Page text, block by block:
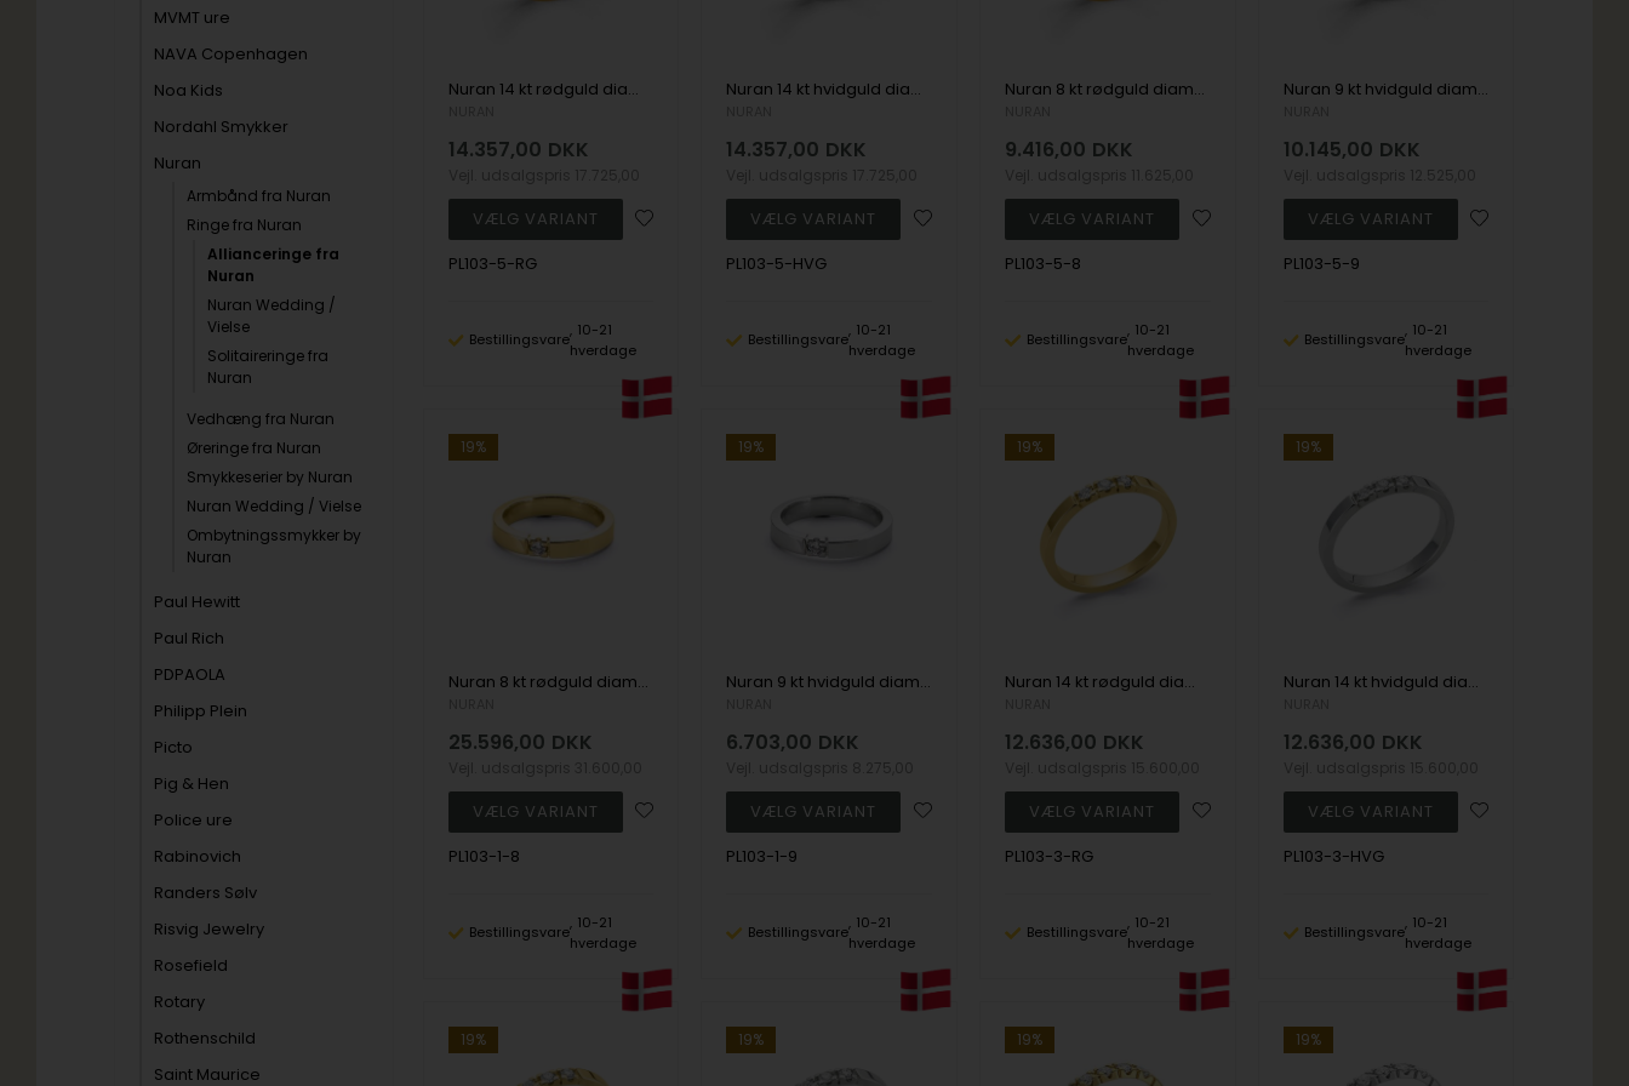
MVMT ure
NAVA Copenhagen
Noa Kids
Nordahl Smykker
Nuran
Armbånd fra Nuran
Ringe fra Nuran
Allianceringe fra
Nuran
Nuran Wedding /
Vielse
Solitaireringe fra
Nuran
Vedhæng fra Nuran
Øreringe fra Nuran
Smykkeserier by Nuran
Nuran Wedding / Vielse
Ombytningssmykker by
Nuran
Paul Hewitt
Paul Rich
PDPAOLA
Philipp Plein
Picto
Pig & Hen
Police ure
Rabinovich
Randers Sølv
Risvig Jewelry
Rosefield
Rotary
Rothenschild
Saint Maurice
Nuran 14 kt rødguld diamant alliance ring, fra Nuran Classic serien med 5 stk 0,07 ct diamanter Wesselton / SI
14.357,00 DKK
PL103-5-RG
Bestillingsvare
10-21
hverdage
Nuran 14 kt hvidguld diamant alliance ring, fra Nuran Classic serien med 5 stk 0,07 ct diamanter Wesselton / SI
14.357,00 DKK
PL103-5-HVG
Bestillingsvare
10-21
hverdage
Nuran 8 kt rødguld diamant alliance ring, fra Nuran Classic serien med 5 stk 0,07 ct diamanter Wesselton / SI
9.416,00 DKK
PL103-5-8
Bestillingsvare
10-21
hverdage
Nuran 9 kt hvidguld diamant alliance ring, fra Nuran Classic serien med 5 stk 0,07 ct diamanter Wesselton / SI
10.145,00 DKK
PL103-5-9
Bestillingsvare
10-21
hverdage
19%
Nuran 8 kt rødguld diamant alliance ring, fra Nuran Classic serien med 1 stk 0,07 ct diamanter Wesselton / SI
25.596,00 DKK
PL103-1-8
Bestillingsvare
10-21
hverdage
19%
Nuran 9 kt hvidguld diamant alliance ring, fra Nuran Classic serien med 1 stk 0,07 ct diamanter Wesselton / SI
6.703,00 DKK
PL103-1-9
Bestillingsvare
10-21
hverdage
19%
Nuran 14 kt rødguld diamant alliance ring, fra Nuran Classic serien med 3 stk 0,07 ct diamanter Wesselton / SI
12.636,00 DKK
PL103-3-RG
Bestillingsvare
10-21
hverdage
19%
Nuran 14 kt hvidguld diamant alliance ring, fra Nuran Classic serien med 3 stk 0,07 ct diamanter Wesselton / SI
12.636,00 DKK
PL103-3-HVG
Bestillingsvare
10-21
hverdage
19% 19% 19% 19%